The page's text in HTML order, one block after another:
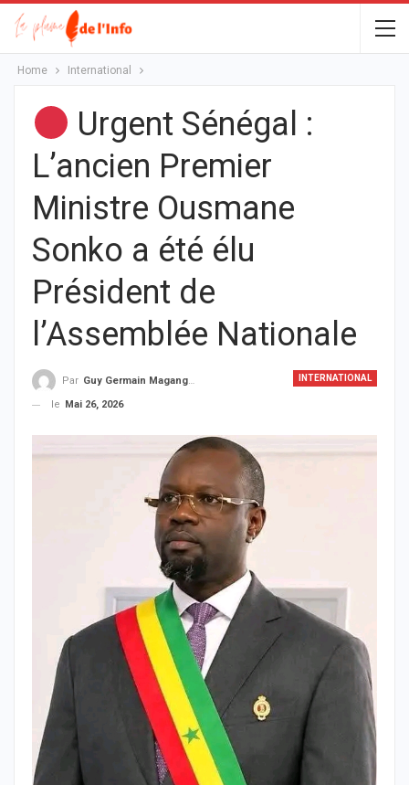
Home International
Urgent Sénégal :
L’ancien Premier
Ministre Ousmane
Sonko a été élu
Président de
l’Assemblée Nationale
INTERNATIONAL
Par Guy Germain Maganga Nziengui
le
Mai 26, 2026